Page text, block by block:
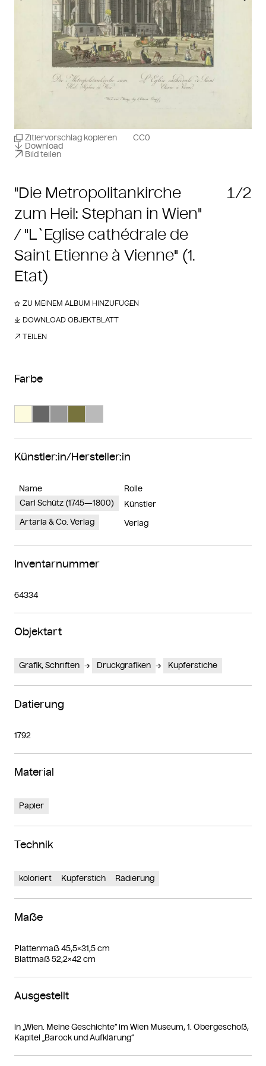
"Die Metropolitankirche
zum Heil: Stephan in Wien"
/ "L`Eglise cathédrale de
Saint Etienne à Vienne" (1.
Etat)
1/2
Zitiervorschlag kopieren
Download
Bild teilen
CC0
ZU MEINEM ALBUM HINZUFÜGEN
DOWNLOAD OBJEKTBLATT
TEILEN
Farbe
Künstler:in/Hersteller:in
Name
Rolle
Carl Schütz (1745—1800)
Künstler
Artaria & Co. Verlag
Verlag
Inventarnummer
64334
Objektart
Grafik, Schriften Druckgrafiken Kupferstiche
Datierung
1792
Material
Papier
Technik
koloriert Kupferstich Radierung
Maße
Plattenmaß 45,5×31,5 cm
Blattmaß 52,2×42 cm
Ausgestellt
in „Wien. Meine Geschichte“ im Wien Museum, 1. Obergeschoß,
Kapitel „Barock und Aufklärung“